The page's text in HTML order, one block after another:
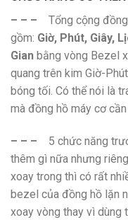
– – – Tổng cộng đồng
gồm: Giờ, Phút, Giây,
Gian bằng vòng Bezel
quang trên kim Giờ-
bóng tối. Có thể nói là
mà đồng hồ máy cơ
– – – 5 chức năng
thêm gì nữa nhưng
xoay trong thì có rất
bezel của đồng hồ lặn
xoay vòng thay vì dùng